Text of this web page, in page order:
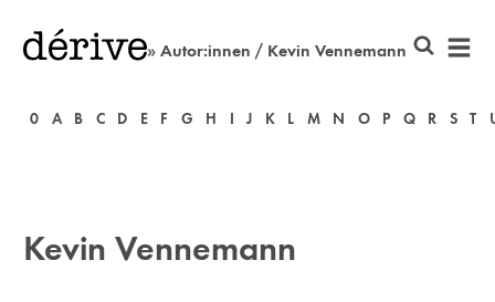
» Autor:innen / Kevin Vennemann
0 A B C D E F G H I J K L M N O P Q R S T
Kevin Vennemann